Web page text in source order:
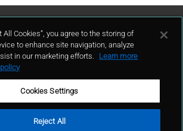
All Cookies”, you agree to the storing of
to enhance site navigation, analyze
in our marketing efforts.
Learn more
Cookies Settings
Reject All